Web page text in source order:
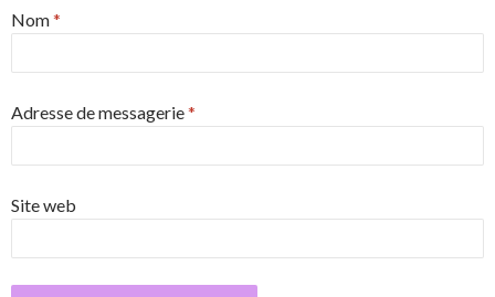
Nom*
Adresse de messagerie*
Site web